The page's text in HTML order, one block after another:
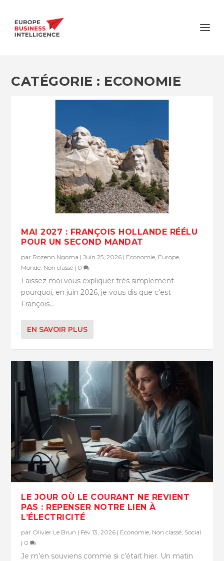
CATÉGORIE : ECONOMIE
MAI 2027 : FRANÇOIS HOLLANDE RÉÉLU
POUR UN SECOND MANDAT
par Rozenn Ngoma |Juin 25, 2026 | Economie Europe
Monde Non classé | 0
Laissez moi vous expliquer très simplement
pourquoi, en juin 2026, je vous dis que c’est
François...
EN SAVOIR PLUS
LE JOUR OÙ LE COURANT NE REVIENT
PAS : REPENSER NOTRE LIEN À
L’ÉLECTRICITÉ
par Olivier Le Brun | Fév 13, 2026 | Economie Non classé Social
| 0
Je m’en souviens comme si c’était hier. Un matin